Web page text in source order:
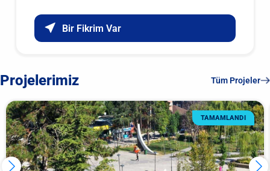
Bir Fikrim Var
Projelerimiz Tüm Projeler
TAMAMLANDI